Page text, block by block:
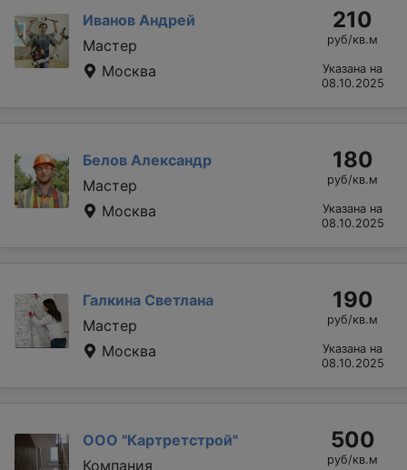
Иванов Андрей
Мастер
Москва
210
руб/кв.м
Указана на
08.10.2025
Белов Александр
Мастер
Москва
180
руб/кв.м
Указана на
08.10.2025
Галкина Светлана
Мастер
Москва
190
руб/кв.м
Указана на
08.10.2025
ООО "Картретстрой"
Компания
500
руб/кв.м